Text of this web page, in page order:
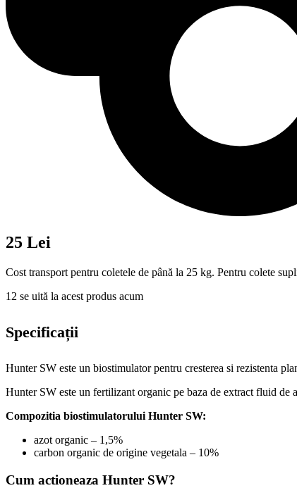
25 Lei
Cost transport pentru coletele de până la 25 kg. Pentru colete
12 se uită la acest produs acum
Specificații
Hunter SW este un biostimulator pentru cresterea si rezistenta
Hunter SW este un fertilizant organic pe baza de extract fluid de
Compozitia biostimulatorului Hunter SW:
azot organic – 1,5%
carbon organic de origine vegetala – 10%
Cum actioneaza Hunter SW?